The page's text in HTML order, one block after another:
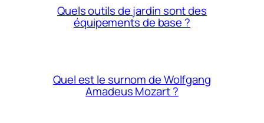
Quels outils de jardin sont des
équipements de base ?
Quel est le surnom de Wolfgang
Amadeus Mozart ?